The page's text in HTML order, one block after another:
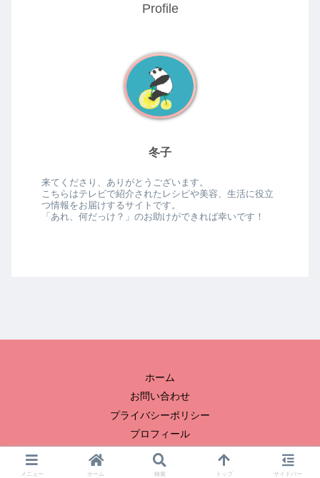
Profile
冬子
来てくださり、ありがとうございます。
こちらはテレビで紹介されたレシピや美容、生活に役立
つ情報をお届けするサイトです。
「あれ、何だっけ？」のお助けができれば幸いです！
ホーム
お問い合わせ
プライバシーポリシー
プロフィール
© 2023 冬子のおひまつぶし.
メニュー ホーム 検索 トップ サイドバー